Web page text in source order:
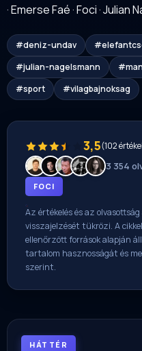
·Emerse Faé·Foci·Julian
#deniz-undav
#julian-nagelsmann
#sport
#vilagbajnoksag
3,5(102
3 354
FOCI
Az értékelés és az olvasottság
visszajelzését tükrözi. A
ellenőrzött források alapján
tartalom hasznosságát és
szerint.
HÁTTÉR